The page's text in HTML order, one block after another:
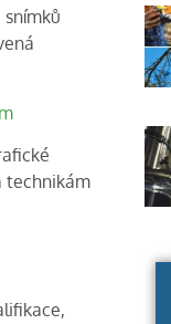
technikám